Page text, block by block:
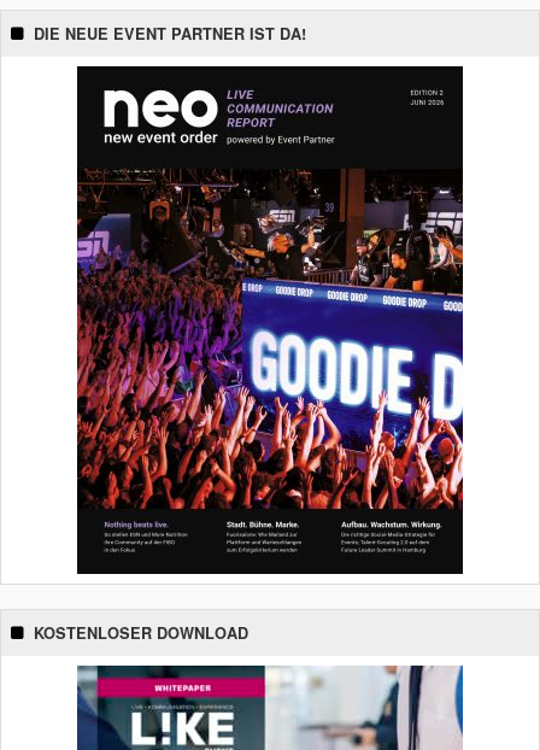
DIE NEUE EVENT PARTNER IST DA!
KOSTENLOSER DOWNLOAD